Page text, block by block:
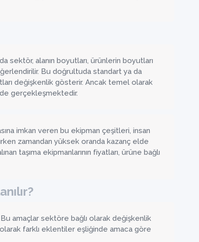
sektör, alanın boyutları, ürünlerin boyutları
Bu doğrultuda standart ya da
değişkenlik gösterir. Ancak temel olarak
gerçekleşmektedir.
imkan veren bu ekipman çeşitleri, insan
zamandan yüksek oranda kazanç elde
taşıma ekipmanlarının fiyatları, ürüne bağlı
Bu amaçlar sektöre bağlı olarak değişkenlik
farklı eklentiler eşliğinde amaca göre